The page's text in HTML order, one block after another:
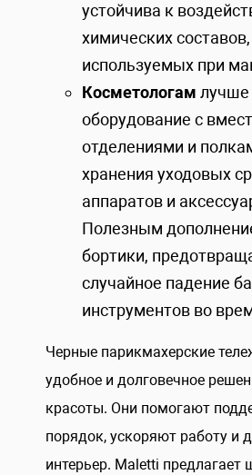
устойчива к
химических составов,
используемых при
Косметологам лучше
оборудование с
отделениями и
хранения уходовых
аппаратов и
Полезным
бортики,
случайное падение
инструментов во
Черные парикмахерские
удобное и долговечное
красоты. Они помогают
порядок, ускоряют работу и
интерьер. Maletti предлагает